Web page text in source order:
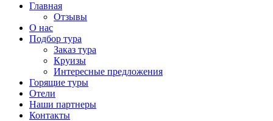
Главная
Отзывы
О нас
Подбор тура
Заказ тура
Круизы
Интересные предложения
Горящие туры
Отели
Наши партнеры
Контакты